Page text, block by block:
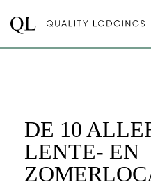
DE 10
LENTE- EN